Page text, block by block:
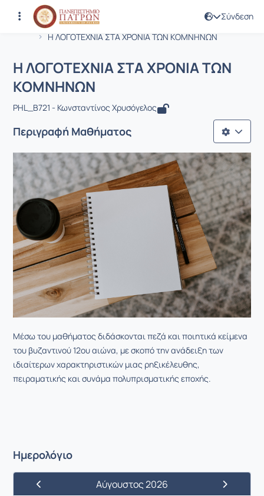
Σύνδεση
Αρχική Σελίδα
Η ΛΟΓΟΤΕΧΝΙΑ ΣΤΑ ΧΡΟΝΙΑ ΤΩΝ ΚΟΜΝΗΝΩΝ
Μάθημα : Η ΛΟΓΟΤΕΧΝΙΑ ΣΤΑ
Κωδικός : LIT1974
Η ΛΟΓΟΤΕΧΝΙΑ ΣΤΑ ΧΡΟΝΙΑ ΤΩΝ
ΚΟΜΝΗΝΩΝ
PHL_Β721 - Κωνσταντίνος Χρυσόγελος
Περιγραφή Μαθήματος
Μέσω του μαθήματος διδάσκονται πεζά και ποιητικά κείμενα
του βυζαντινού 12ου αιώνα, με σκοπό την ανάδειξη των
ιδιαίτερων χαρακτηριστικών μιας ρηξικέλευθης,
πειραματικής και συνάμα πολυπρισματικής εποχής.
Ημερολόγιο
Προηγούμενος ΜήναςΑύγουστος 2026
Επόμενος